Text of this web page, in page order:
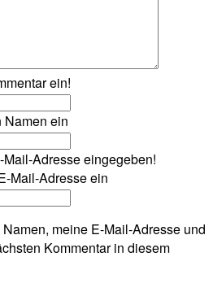
ein!
Namen ein
Adresse eingegeben!
Mail-Adresse ein
meine E-Mail-Adresse und
Kommentar in diesem